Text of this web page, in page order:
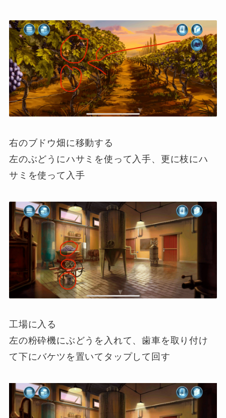
右のブドウ畑に移動する
左のぶどうにハサミを使って入手、更に枝にハ
サミを使って入手
工場に入る
左の粉砕機にぶどうを入れて、歯車を取り付け
て下にバケツを置いてタップして回す